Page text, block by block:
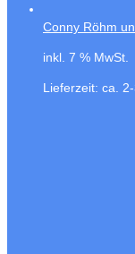
Conny Röhm
inkl. 7 % MwSt.
Lieferzeit: ca.